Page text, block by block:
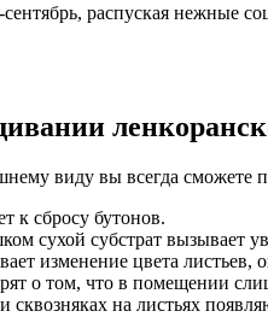
сентябрь, распуская
виду вы всегда сможете
к сбросу бутонов.
сухой субстрат вызывает
изменение цвета листьев,
о том, что в помещении
сквозняках на листьях